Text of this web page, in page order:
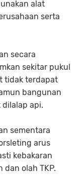
alat
serta
secara
sekitar pukul
tidak terdapat
bangunan
dilalap api.
sementara
arus
kebakaran
olah TKP.